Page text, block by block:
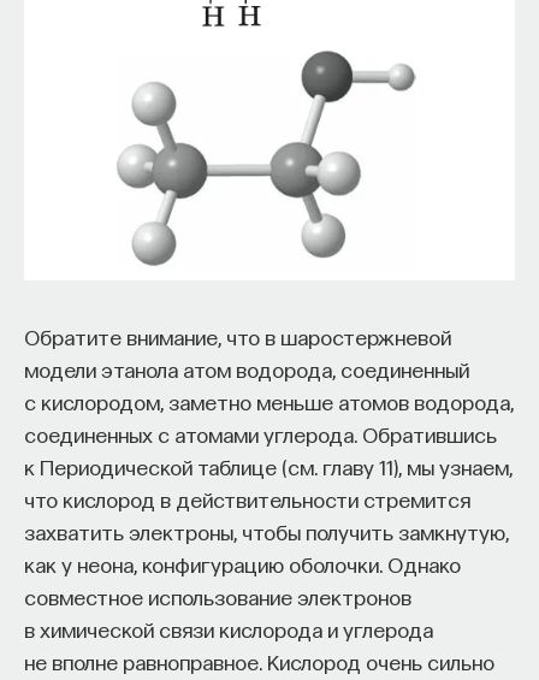
Обратите внимание, что в шаростержневой
модели этанола атом водорода, соединенный
с кислородом, заметно меньше атомов водорода,
соединенных с атомами углерода. Обратившись
к Периодической таблице (см. главу 11), мы узнаем,
что кислород в действительности стремится
захватить электроны, чтобы получить замкнутую,
как у неона, конфигурацию оболочки. Однако
совместное использование электронов
в химической связи кислорода и углерода
не вполне равноправное. Кислород очень сильно